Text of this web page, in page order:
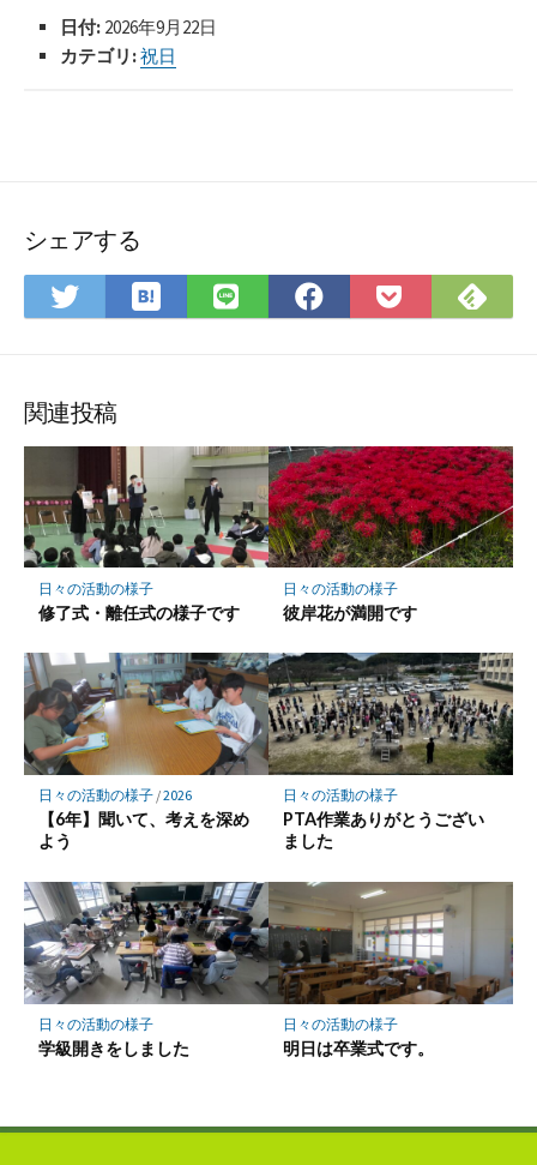
日付: 2026年9月22日
カテゴリ:祝日
シェアする
Twitter
で
ア
は
て
ク
マ
ー
ク
に
存
LINE
で
Facebook
で
Pocket
に
で
関連投稿
日々の活動の様子
修了式・離任式の様子です
日々の活動の様子
彼岸花が満開です
日々の活動の様子/2026
【6年】聞いて、考えを深め
よう
日々の活動の様子
PTA作業ありがとうござい
ました
日々の活動の様子
学級開きをしました
日々の活動の様子
明日は卒業式です。